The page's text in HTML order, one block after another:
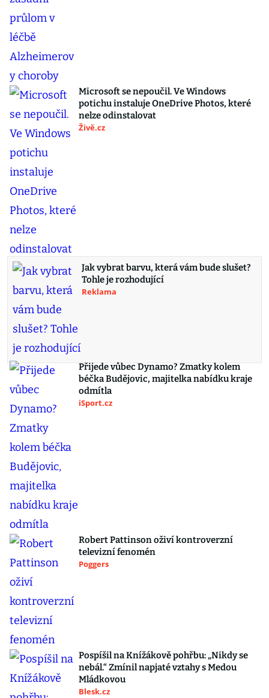
Microsoft se nepoučil. Ve Windows
potichu instaluje OneDrive Photos, které
nelze odinstalovat
Živě.cz
Jak vybrat barvu, která vám bude slušet?
Tohle je rozhodující
Reklama
Přijede vůbec Dynamo? Zmatky kolem
béčka Budějovic, majitelka nabídku kraje
odmítla
iSport.cz
Robert Pattinson oživí kontroverzní
televizní fenomén
Poggers
Pospíšil na Knížákově pohřbu: „Nikdy se
nebál.“ Zmínil napjaté vztahy s Medou
Mládkovou
Blesk.cz